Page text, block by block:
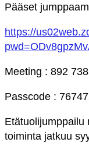
Pääset
https://
Meeting : 892
Passcode :
Etätuolijumppailu
toiminta jatkuu